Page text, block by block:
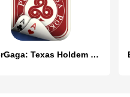
PokerGaga: Texas Holdem Live